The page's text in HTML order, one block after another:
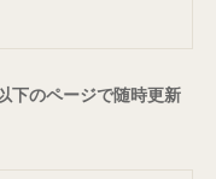
下のページで随時更新